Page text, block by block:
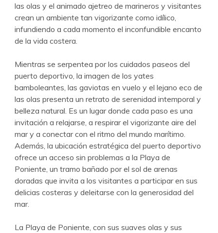
las olas y el animado ajetreo de marineros y visitantes
crean un ambiente tan vigorizante como idílico,
infundiendo a cada momento el inconfundible encanto
de la vida costera.
Mientras se serpentea por los cuidados paseos del
puerto deportivo, la imagen de los yates
bamboleantes, las gaviotas en vuelo y el lejano eco de
las olas presenta un retrato de serenidad intemporal y
belleza natural. Es un lugar donde cada paso es una
invitación a relajarse, a respirar el vigorizante aire del
mar y a conectar con el ritmo del mundo marítimo.
Además, la ubicación estratégica del puerto deportivo
ofrece un acceso sin problemas a la Playa de
Poniente, un tramo bañado por el sol de arenas
doradas que invita a los visitantes a participar en sus
delicias costeras y deleitarse con la generosidad del
mar.
La Playa de Poniente, con sus suaves olas y sus